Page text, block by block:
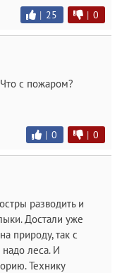
| 25 | 0
с пожаром?
| 0 | 0
разводить и
Достали уже
природу, так с
леса. И
Технику